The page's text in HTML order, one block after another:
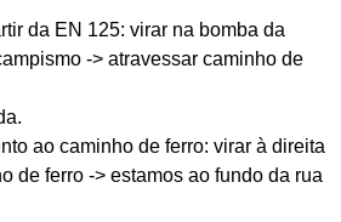
da EN 125: virar na bomba da
-> atravessar caminho de
ao caminho de ferro: virar à direita
de ferro -> estamos ao fundo da rua